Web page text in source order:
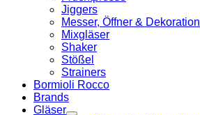
Jiggers
Messer, Öffner & Dekoration
Mixgläser
Shaker
Stößel
Strainers
Bormioli Rocco
Brands
Gläser